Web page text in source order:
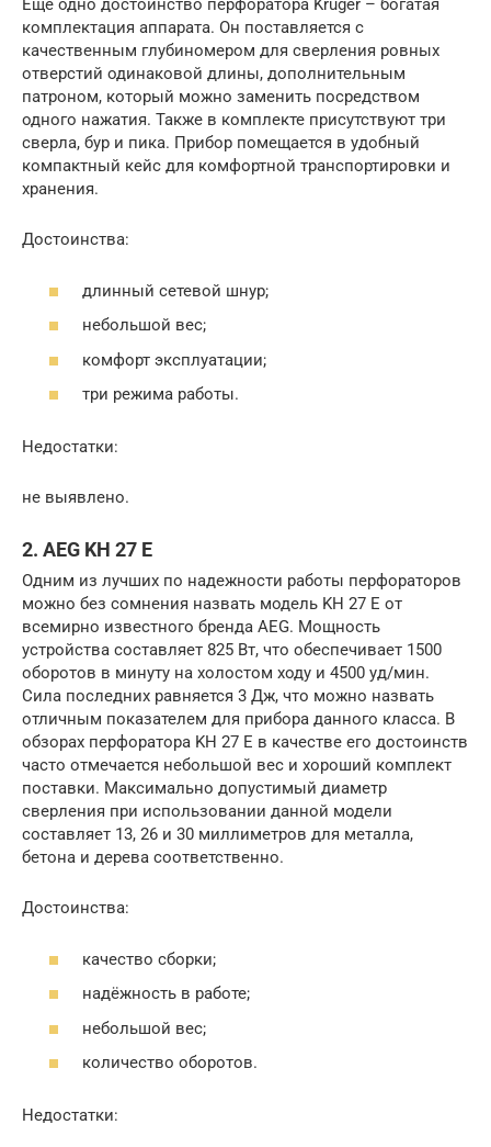
Еще одно достоинство перфоратора Kruger – богатая
комплектация аппарата. Он поставляется с
качественным глубиномером для сверления ровных
отверстий одинаковой длины, дополнительным
патроном, который можно заменить посредством
одного нажатия. Также в комплекте присутствуют три
сверла, бур и пика. Прибор помещается в удобный
компактный кейс для комфортной транспортировки и
хранения.
Достоинства:
длинный сетевой шнур;
небольшой вес;
комфорт эксплуатации;
три режима работы.
Недостатки:
не выявлено.
2. AEG KH 27 E
Одним из лучших по надежности работы перфораторов
можно без сомнения назвать модель KH 27 E от
всемирно известного бренда AEG. Мощность
устройства составляет 825 Вт, что обеспечивает 1500
оборотов в минуту на холостом ходу и 4500 уд/мин.
Сила последних равняется 3 Дж, что можно назвать
отличным показателем для прибора данного класса. В
обзорах перфоратора KH 27 E в качестве его достоинств
часто отмечается небольшой вес и хороший комплект
поставки. Максимально допустимый диаметр
сверления при использовании данной модели
составляет 13, 26 и 30 миллиметров для металла,
бетона и дерева соответственно.
Достоинства:
качество сборки;
надёжность в работе;
небольшой вес;
количество оборотов.
Недостатки: